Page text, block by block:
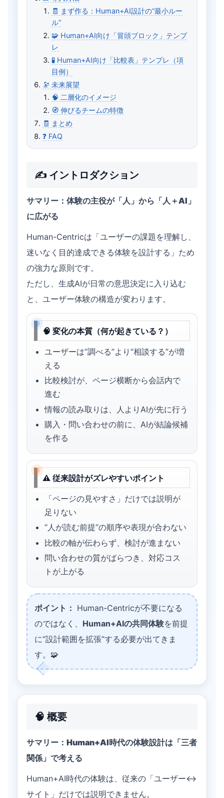
🧾 まず作る：Human+AI設計の“最小ルー
ル”
🧩 Human+AI向け「冒頭ブロック」テンプ
レ
🧪 Human+AI向け「比較表」テンプレ（項
目例）
🔭 未来展望
🧠 二層化のイメージ
🧭 伸びるチームの特徴
🧾 まとめ
❓ FAQ
✍️ イントロダクション
サマリー：体験の主役が「人」から「人＋AI」
に広がる
Human-Centricは「ユーザーの課題を理解し、
迷いなく目的達成できる体験を設計する」ため
の強力な原則です。
ただし、生成AIが日常の意思決定に入り込む
と、ユーザー体験の構造が変わります。
🧠 変化の本質（何が起きている？）
ユーザーは“調べる”より“相談する”が増
える
比較検討が、ページ横断から会話内で
進む
情報の読み取りは、人よりAIが先に行う
購入・問い合わせの前に、AIが結論候補
を作る
⚠️ 従来設計がズレやすいポイント
「ページの見やすさ」だけでは説明が
足りない
“人が読む前提”の順序や表現が合わない
比較の軸が伝わらず、検討が進まない
問い合わせの質がばらつき、対応コス
トが上がる
ポイント： Human-Centricが不要になる
のではなく、 Human+AIの共同体験を前提
に“設計範囲を拡張”する必要が出てきま
す。🧩
🧠 概要
サマリー：Human+AI時代の体験設計は「三者
関係」で考える
Human+AI時代の体験は、従来の「ユーザー↔
サイト」だけでは説明できません。